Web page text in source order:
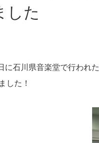
した
に石川県音楽堂で行われた
した！